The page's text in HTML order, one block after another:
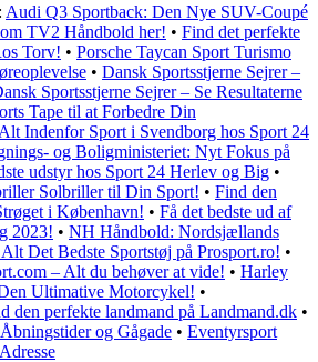
Audi Q3 Sportback: Den Nye SUV-Coupé
om TV2 Håndbold her! • Find det perfekte
Torv! • Porsche Taycan Sport Turismo
• Dansk Sportsstjerne Sejrer –
Sportsstjerne Sejrer – Se Resultaterne
Tape til at Forbedre Din
Indenfor Sport i Svendborg hos Sport 24
og Boligministeriet: Nyt Fokus på
udstyr hos Sport 24 Herlev og Big •
Solbriller til Din Sport! • Find den
i København! • Få det bedste ud af
2023! • NH Håndbold: Nordsjællands
Det Bedste Sportstøj på Prosport.ro! •
– Alt du behøver at vide! • Harley
Ultimative Motorcykel! •
den perfekte landmand på Landmand.dk •
og Gågade • Eventyrsport